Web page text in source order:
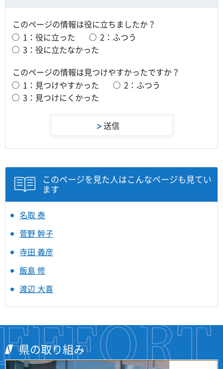
このページの情報は役に立ちましたか？
1：役に立った
2：ふつう
3：役に立たなかった
このページの情報は見つけやすかったですか？
1：見つけやすかった
2：ふつう
3：見つけにくかった
このページを見た人はこんなページも見てい
ます
名取 泰
菅野 幹子
寺田 義彦
飯島 修
渡辺 大喜
県の取り組み